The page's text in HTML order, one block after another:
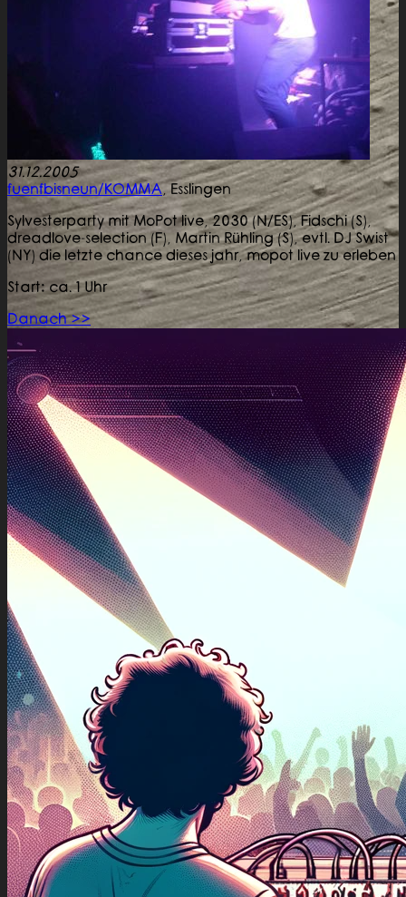
31.12.2005
fuenfbisneun/KOMMA,Esslingen
Sylvesterparty mit MoPot live, 2030 (N/ES), Fidschi (S),
dreadlove-selection (F), Martin Rühling (S), evtl. DJ Swist
(NY) die letzte chance dieses jahr, mopot live zu erleben
Start: ca. 1 Uhr
Danach >>